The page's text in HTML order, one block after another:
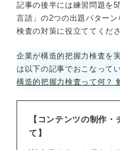
記事の後半には練習問題を
言語」の2つの出題パター
検査の対策に役立ててくださ
企業が構造的把握力検査を
は以下の記事でおこなってい
構造的把握力検査って何？
【コンテンツの制作
て】